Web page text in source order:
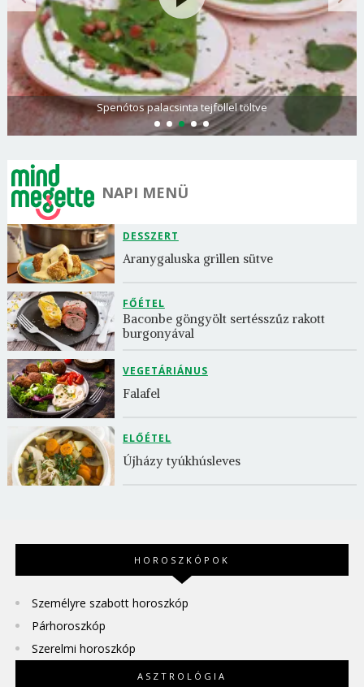
Spenótos palacsinta tejföllel töltve
NAPI MENÜ
DESSZERT
Aranygaluska grillen sütve
FŐÉTEL
Baconbe göngyölt sertésszűz rakott
burgonyával
VEGETÁRIÁNUS
Falafel
ELŐÉTEL
Újházy tyúkhúsleves
HOROSZKÓPOK
Személyre szabott horoszkóp
Párhoroszkóp
Szerelmi horoszkóp
ASZTROLÓGIA